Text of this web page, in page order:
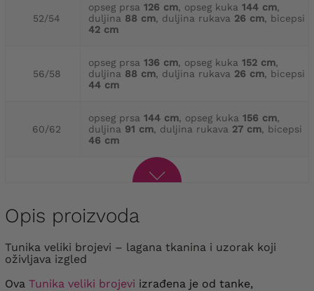
52/54
opseg prsa 126 cm, opseg kuka 144 cm,
duljina 88 cm, duljina rukava 26 cm, bicepsi
42 cm
56/58
opseg prsa 136 cm, opseg kuka 152 cm,
duljina 88 cm, duljina rukava 26 cm, bicepsi
44 cm
60/62
opseg prsa 144 cm, opseg kuka 156 cm,
duljina 91 cm, duljina rukava 27 cm, bicepsi
46 cm
Opis proizvoda
Tunika veliki brojevi – lagana tkanina i uzorak koji
oživljava izgled
Ova Tunika veliki brojevi izrađena je od tanke,